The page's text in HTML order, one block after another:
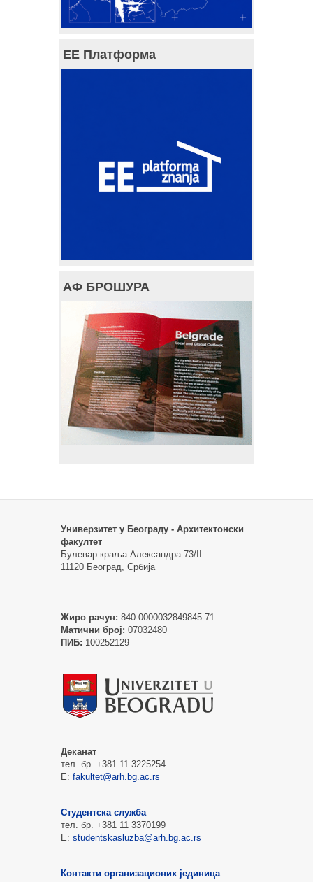
ЕЕ Платформа
АФ БРОШУРА
Универзитет у Београду - Архитектонски
факултет
Булевар краља Александра 73/II
11120 Београд, Србија
Жиро рачун: 840-0000032849845-71
Матични број: 07032480
ПИБ: 100252129
Деканат
тел. бр. +381 11 3225254
Е: fakultet@arh.bg.ac.rs
Студентска служба
тел. бр. +381 11 3370199
Е: studentskasluzba@arh.bg.ac.rs
Контакти организационих јединица